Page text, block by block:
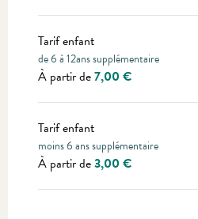
Tarif enfant
de 6 à 12ans supplémentaire
À partir de7,00 €
Tarif enfant
moins 6 ans supplémentaire
À partir de3,00 €